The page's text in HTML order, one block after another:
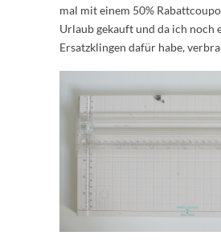
mal mit einem 50%
Urlaub gekauft und da ich noch
Ersatzklingen dafür habe,